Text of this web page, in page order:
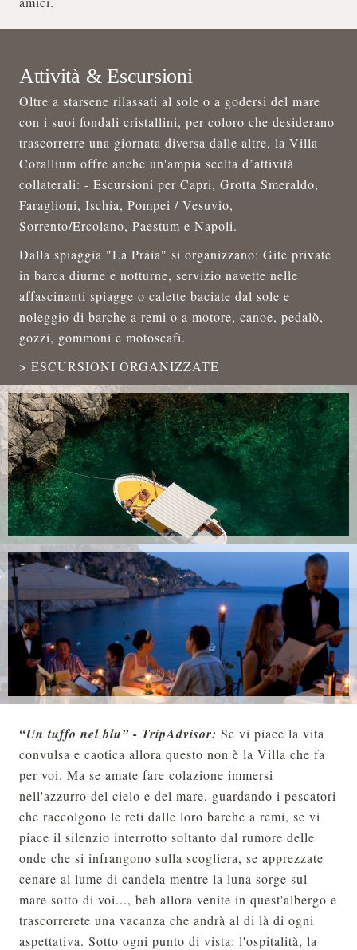
Attività & Escursioni
Oltre a starsene rilassati al sole o a godersi del mare
con i suoi fondali cristallini, per coloro che desiderano
trascorrerre una giornata diversa dalle altre, la Villa
Corallium offre anche un'ampia scelta d’attività
collaterali: - Escursioni per Capri, Grotta Smeraldo,
Faraglioni, Ischia, Pompei / Vesuvio,
Sorrento/Ercolano, Paestum e Napoli.
Dalla spiaggia "La Praia" si organizzano: Gite private
in barca diurne e notturne, servizio navette nelle
affascinanti spiagge o calette baciate dal sole e
noleggio di barche a remi o a motore, canoe, pedalò,
gozzi, gommoni e motoscafi.
> ESCURSIONI ORGANIZZATE
“Un tuffo nel blu” - TripAdvisor: Se vi piace la vita
convulsa e caotica allora questo non è la Villa che fa
per voi. Ma se amate fare colazione immersi
nell'azzurro del cielo e del mare, guardando i pescatori
che raccolgono le reti dalle loro barche a remi, se vi
piace il silenzio interrotto soltanto dal rumore delle
onde che si infrangono sulla scogliera, se apprezzate
cenare al lume di candela mentre la luna sorge sul
mare sotto di voi..., beh allora venite in quest'albergo e
trascorrerete una vacanza che andrà al di là di ogni
aspettativa. Sotto ogni punto di vista: l'ospitalità, la